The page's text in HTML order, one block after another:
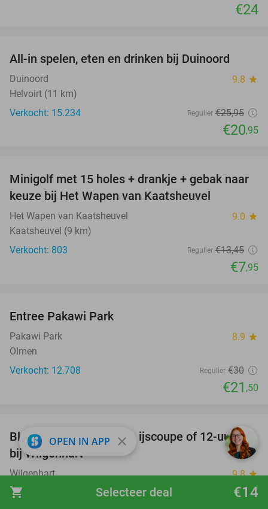
shopping_cart €14
Selecteer deal
€24
All-in spelen, eten en drinken bij Duinoord
Duinoord 9.8 star
Helvoirt (11 km)
Verkocht: 15.234
Regulier €25,95
€20,95
41%
Minigolf met 15 holes + drankje + gebak naar
keuze bij Het Wapen van Kaatsheuvel
Het Wapen van Kaatsheuvel 9.0 star
Kaatsheuvel (9 km)
Verkocht: 803
Regulier €13,45
€7,95
Entree Pakawi Park
Pakawi Park 8.9 star
Olmen
Verkocht: 12.708
Regulier €30
€21 ,50
40%
Bloemen plukken + luxe ijscoupe of 12-uurtje
bij Wilgenhart
Wilgenhart 9.8star
Molenschot (11 km)
OPEN IN APP close